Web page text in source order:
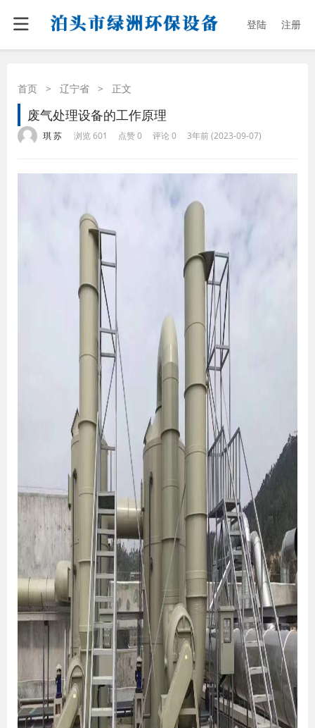
登陆 注册
首页 > 辽宁省 > 正文
废气处理设备的工作原理
琪 苏 浏览 601 点赞 0 评论 0 3年前 (2023-09-07)